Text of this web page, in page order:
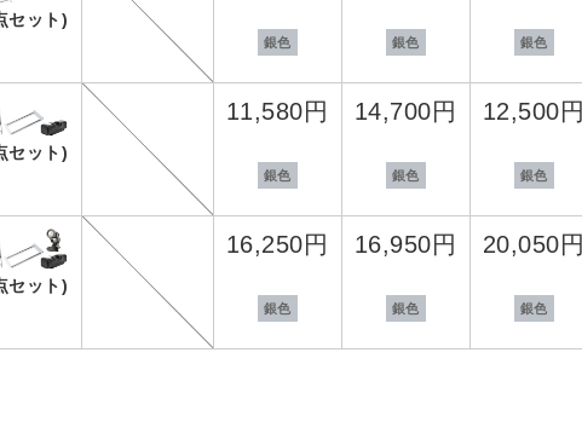
セット)
銀色 銀色 銀色
セット)
11,580円
銀色
14,700円
銀色
12,500円
銀色
セット)
16,250円
銀色
16,950円
銀色
20,050円
銀色